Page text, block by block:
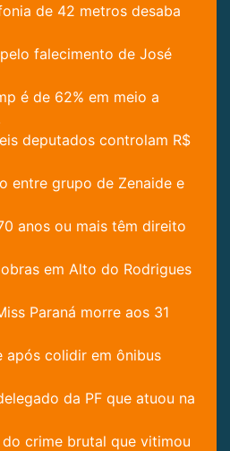
de 42 metros desaba
falecimento de José
é de 62% em meio a
deputados controlam R$
entre grupo de Zenaide e
anos ou mais têm direito
em Alto do Rodrigues
Paraná morre aos 31
após colidir em ônibus
da PF que atuou na
do crime brutal que vitimou